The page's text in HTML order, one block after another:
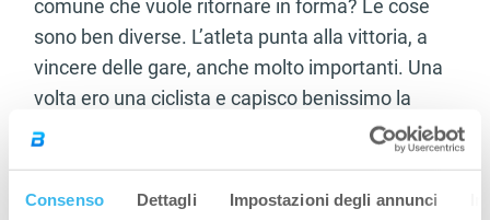
Consenso Dettagli Impostazioni degli annunci
comune che vuole ritornare in forma? Le cose
sono ben diverse. L’atleta punta alla vittoria, a
vincere delle gare, anche molto importanti. Una
volta ero una ciclista e capisco benissimo la
mentalità di una atleta, non mi interessava per
niente il mio aspetto fisico, mi interessava solo
correre e farlo per vincere. Ora invece non lo